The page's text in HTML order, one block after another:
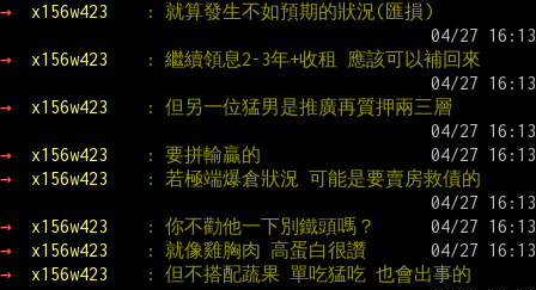
→ x156w423 : 就算發生不如預期的狀況(匯損)
→ x156w423 : 繼續領息2-3年+收租 應該可以補回來
→ x156w423 : 但另一位猛男是推廣再質押兩三層
→ x156w423
: 要拼輸贏的
→
x156w423 : 若極端爆倉狀況 可能是要賣房救債的
→ x156w423
: 你不勸他一下別鐵頭嗎？
→
x156w423
: 就像雞胸肉 高蛋白很讚
→
x156w423
: 但不搭配蔬果 單吃猛吃 也會出事的